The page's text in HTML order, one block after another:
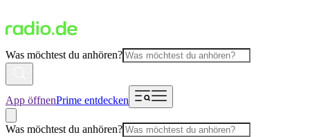
Was möchtest du anhören?
App öffnenPrime entdecken
Was möchtest du anhören?